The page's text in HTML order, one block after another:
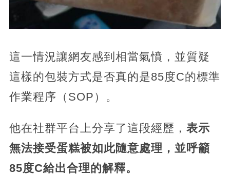
這一情況讓網友感到相當氣憤，並質疑
這樣的包裝方式是否真的是85度C的標準
作業程序（SOP）。
他在社群平台上分享了這段經歷， 表示
無法接受蛋糕被如此隨意處理，並呼籲
85度C給出合理的解釋。